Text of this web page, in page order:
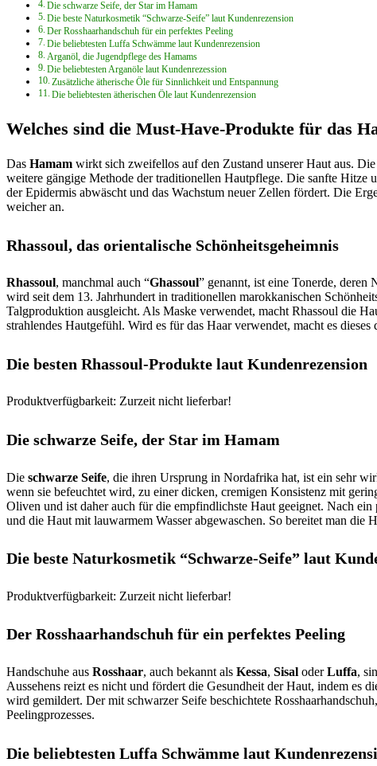
Die schwarze Seife, der Star im Hamam
Die beste Naturkosmetik “Schwarze-Seife” laut Kundenrezension
Der Rosshaarhandschuh für ein perfektes Peeling
Die beliebtesten Luffa Schwämme laut Kundenrezension
Arganöl, die Jugendpflege des Hamams
Die beliebtesten Arganöle laut Kundenrezession
Zusätzliche ätherische Öle für Sinnlichkeit und Entspannung
Die beliebtesten ätherischen Öle laut Kundenrezension
Welches sind die Must-Have-Produkte für das
Das Hamam wirkt sich zweifellos auf den Zustand unserer Haut aus.
weitere gängige Methode der traditionellen Hautpflege. Die sanfte Hitze
der Epidermis abwäscht und das Wachstum neuer Zellen fördert. Die
weicher an.
Rhassoul, das orientalische Schönheitsgeheimnis
Rhassoul, manchmal auch “Ghassoul” genannt, ist eine Tonerde, deren
wird seit dem 13. Jahrhundert in traditionellen marokkanischen
Talgproduktion ausgleicht. Als Maske verwendet, macht Rhassoul die
strahlendes Hautgefühl. Wird es für das Haar verwendet, macht es dieses
Die besten Rhassoul-Produkte laut Kundenrezension
Produktverfügbarkeit: Zurzeit nicht lieferbar!
Die schwarze Seife, der Star im Hamam
Die schwarze Seife, die ihren Ursprung in Nordafrika hat, ist ein sehr
wenn sie befeuchtet wird, zu einer dicken, cremigen Konsistenz mit
Oliven und ist daher auch für die empfindlichste Haut geeignet. Nach
und die Haut mit lauwarmem Wasser abgewaschen. So bereitet man
Die beste Naturkosmetik “Schwarze-Seife” laut
Produktverfügbarkeit: Zurzeit nicht lieferbar!
Der Rosshaarhandschuh für ein perfektes Peeling
Handschuhe aus Rosshaar, auch bekannt als Kessa, Sisal oderLuffa,
Aussehens reizt es nicht und fördert die Gesundheit der Haut, indem
wird gemildert. Der mit schwarzer Seife beschichtete
Peelingprozesses.
Die beliebtesten Luffa Schwämme laut